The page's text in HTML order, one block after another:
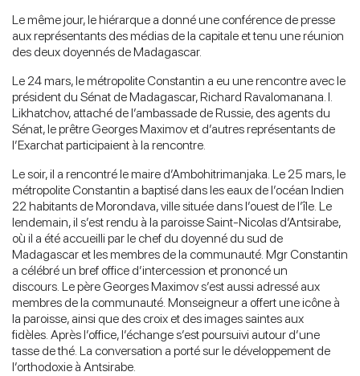
Le même jour, le hiérarque a donné une conférence de presse
aux représentants des médias de la capitale et tenu une réunion
des deux doyennés de Madagascar.
Le 24 mars, le métropolite Constantin a eu une rencontre avec le
président du Sénat de Madagascar, Richard Ravalomanana. I.
Likhatchov, attaché de l’ambassade de Russie, des agents du
Sénat, le prêtre Georges Maximov et d’autres représentants de
l’Exarchat participaient à la rencontre.
Le soir, il a rencontré le maire d’Ambohitrimanjaka. Le 25 mars, le
métropolite Constantin a baptisé dans les eaux de l’océan Indien
22 habitants de Morondava, ville située dans l’ouest de l’île. Le
lendemain, il s’est rendu à la paroisse Saint-Nicolas d’Antsirabe,
où il a été accueilli par le chef du doyenné du sud de
Madagascar et les membres de la communauté. Mgr Constantin
a célébré un bref office d’intercession et prononcé un
discours. Le père Georges Maximov s’est aussi adressé aux
membres de la communauté. Monseigneur a offert une icône à
la paroisse, ainsi que des croix et des images saintes aux
fidèles. Après l’office, l’échange s’est poursuivi autour d’une
tasse de thé. La conversation a porté sur le développement de
l’orthodoxie à Antsirabe.